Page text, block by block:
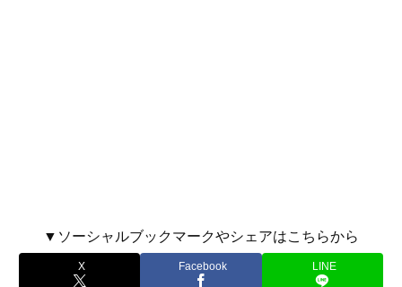
▼ソーシャルブックマークやシェアはこちらから
X Facebook LINE